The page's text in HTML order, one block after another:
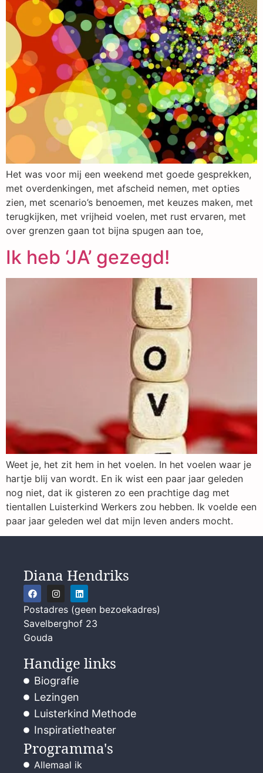
Het was voor mij een weekend met goede gesprekken,
met overdenkingen, met afscheid nemen, met opties
zien, met scenario’s benoemen, met keuzes maken, met
terugkijken, met vrijheid voelen, met rust ervaren, met
over grenzen gaan tot bijna spugen aan toe,
Ik heb ‘JA’ gezegd!
Weet je, het zit hem in het voelen. In het voelen waar je
hartje blij van wordt. En ik wist een paar jaar geleden
nog niet, dat ik gisteren zo een prachtige dag met
tientallen Luisterkind Werkers zou hebben. Ik voelde een
paar jaar geleden wel dat mijn leven anders mocht.
Diana Hendriks
Postadres (geen bezoekadres)
Savelberghof 23
Gouda
Handige links
Biografie
Lezingen
Luisterkind Methode
Inspiratietheater
Programma's
Allemaal ik